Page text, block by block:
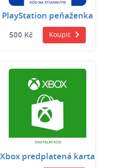
PlayStation peňaženka
500 Kč Koupit
Xbox predplatená karta